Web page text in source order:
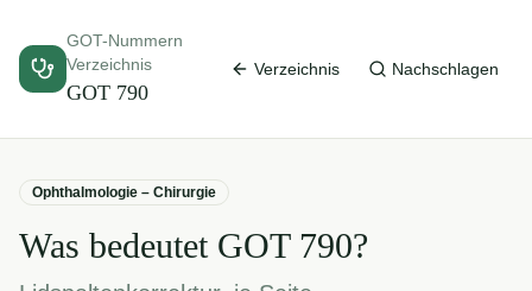
GOT-Nummern
Verzeichnis
GOT 790
Verzeichnis Nachschlagen
Ophthalmologie – Chirurgie
Was bedeutet GOT 790?